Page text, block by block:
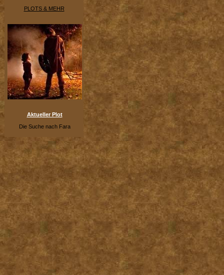
PLOTS & MEHR
Aktueller Plot
Die Suche nach Fara